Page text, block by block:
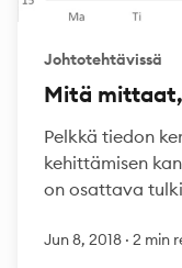
Johtotehtävissä
Mitä
Pelkkä tiedon
kehittämisen
on osattava
Jun 8, 2018 · 2 min